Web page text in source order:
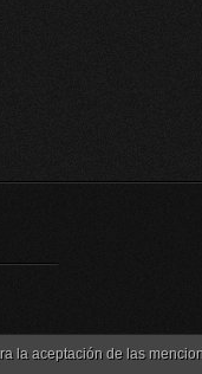
la aceptación de las